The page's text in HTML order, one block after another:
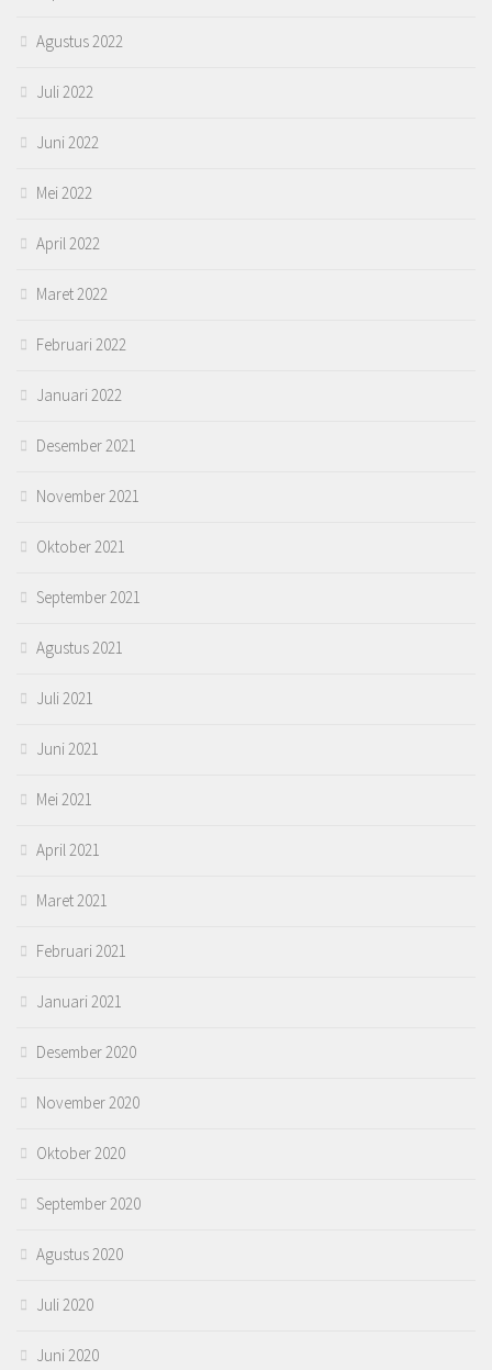
Agustus 2022
Juli 2022
Juni 2022
Mei 2022
April 2022
Maret 2022
Februari 2022
Januari 2022
Desember 2021
November 2021
Oktober 2021
September 2021
Agustus 2021
Juli 2021
Juni 2021
Mei 2021
April 2021
Maret 2021
Februari 2021
Januari 2021
Desember 2020
November 2020
Oktober 2020
September 2020
Agustus 2020
Juli 2020
Juni 2020